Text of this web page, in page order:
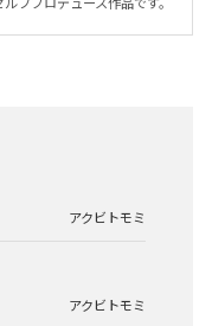
アクビトモミ
アクビトモミ